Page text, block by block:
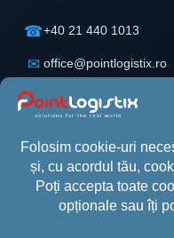
☎+40 21 440 1013
✉ office@pointlogistix.ro
⌖ Floreasca Park
Clădire B, Etaj 2
Sector 2, București